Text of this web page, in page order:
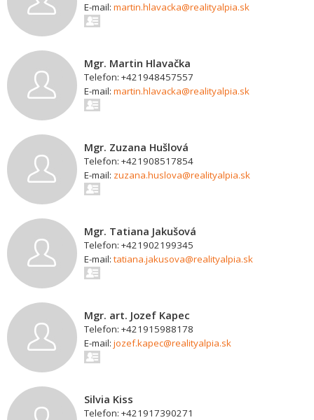
E-mail: martin.hlavacka@realityalpia.sk
Mgr. Martin Hlavačka
Telefon: +421948457557
E-mail: martin.hlavacka@realityalpia.sk
Mgr. Zuzana Hušlová
Telefon: +421908517854
E-mail: zuzana.huslova@realityalpia.sk
Mgr. Tatiana Jakušová
Telefon: +421902199345
E-mail: tatiana.jakusova@realityalpia.sk
Mgr. art. Jozef Kapec
Telefon: +421915988178
E-mail: jozef.kapec@realityalpia.sk
Silvia Kiss
Telefon: +421917390271